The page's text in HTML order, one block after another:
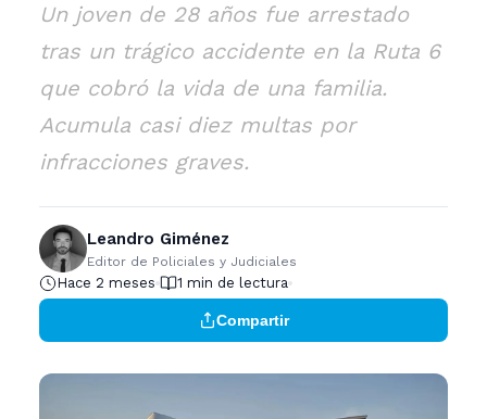
Un joven de 28 años fue arrestado
tras un trágico accidente en la Ruta 6
que cobró la vida de una familia.
Acumula casi diez multas por
infracciones graves.
Leandro Giménez
Editor de Policiales y Judiciales
Hace 2 meses 1 min de lectura
Compartir